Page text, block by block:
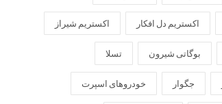
اکستریم دل افکار اکستریم شیراز
بوگاتی شیرون تسلا
جگوار خودروهای اسپرت